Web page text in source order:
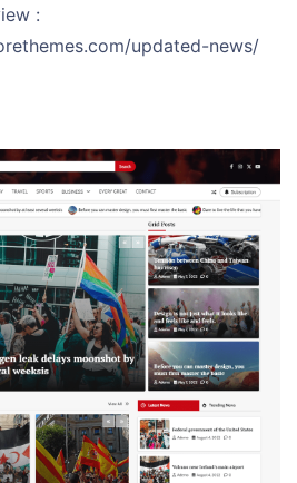
:
updated-news/